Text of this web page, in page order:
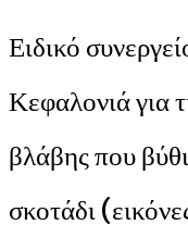
Ειδικό
Κεφαλονιά για
βλάβης που
σκοτάδι